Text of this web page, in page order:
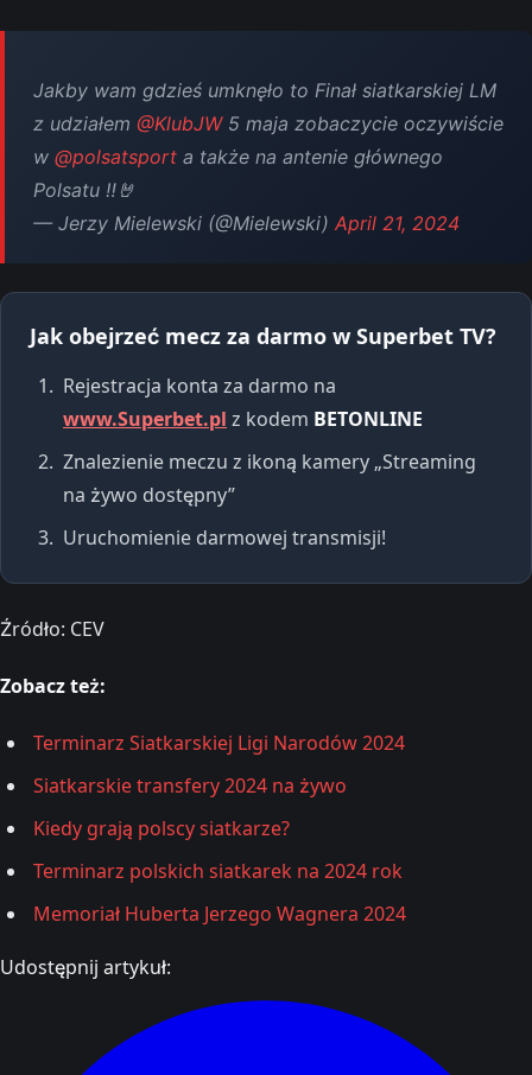
Jakby wam gdzieś umknęło to Finał siatkarskiej LM
z udziałem @KlubJW5 maja zobaczycie oczywiście
w @polsatsport a także na antenie głównego
Polsatu ‼️🤘
— Jerzy Mielewski (@Mielewski) April 21, 2024
Jak obejrzeć mecz za darmo w Superbet TV?
Rejestracja konta za darmo na
www.Superbet.pl z kodem BETONLINE
Znalezienie meczu z ikoną kamery „Streaming
na żywo dostępny”
Uruchomienie darmowej transmisji!
Źródło: CEV
Zobacz też:
Terminarz Siatkarskiej Ligi Narodów 2024
Siatkarskie transfery 2024 na żywo
Kiedy grają polscy siatkarze?
Terminarz polskich siatkarek na 2024 rok
Memoriał Huberta Jerzego Wagnera 2024
Udostępnij artykuł: